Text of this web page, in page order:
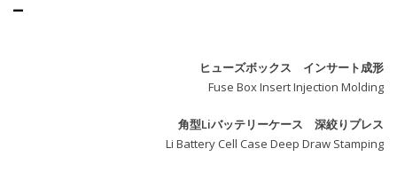
–
ヒューズボックス インサート成形
Fuse Box Insert Injection Molding
角型Liバッテリーケース 深絞りプレス
Li Battery Cell Case Deep Draw Stamping